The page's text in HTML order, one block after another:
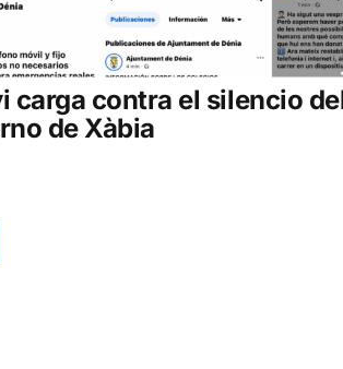
carga contra el silencio
de Xàbia